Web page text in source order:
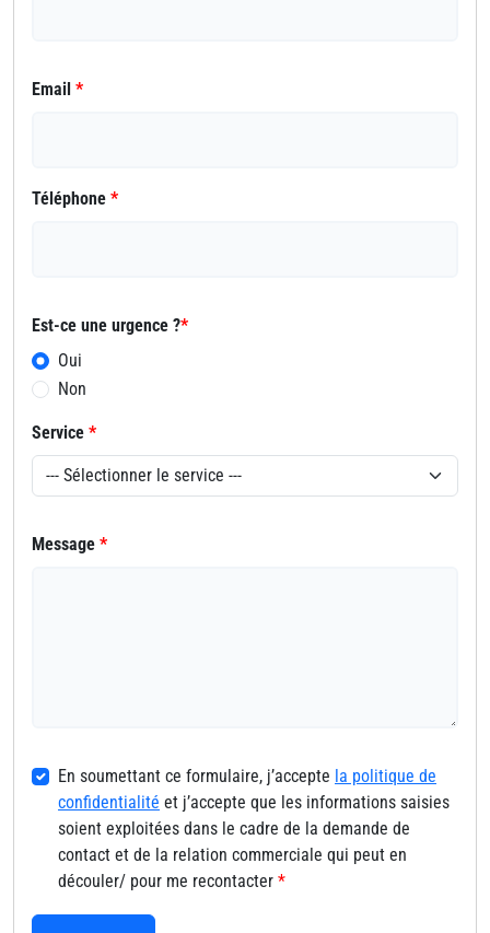
Email *
Téléphone *
Est-ce une urgence ?*
Oui
Non
Service *
Message *
En soumettant ce formulaire, j’accepte la politique de
confidentialité et j’accepte que les informations saisies
soient exploitées dans le cadre de la demande de
contact et de la relation commerciale qui peut en
découler/ pour me recontacter *